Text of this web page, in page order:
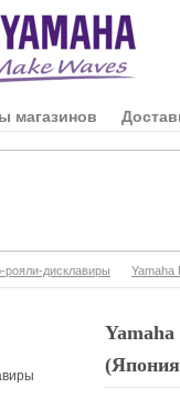
магазинов
рояли-дисклавиры Yamaha